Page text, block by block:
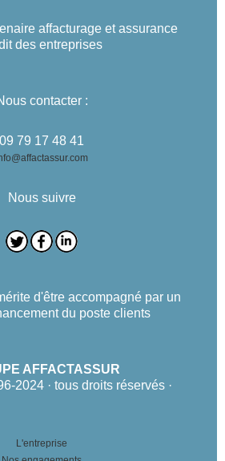
affacturage et assurance
des entreprises
contacter :
09 79 17 48 41
Nous suivre
d'être accompagné par un
du poste clients
AFFACTASSUR
2024 · tous droits réservés ·
L'entreprise